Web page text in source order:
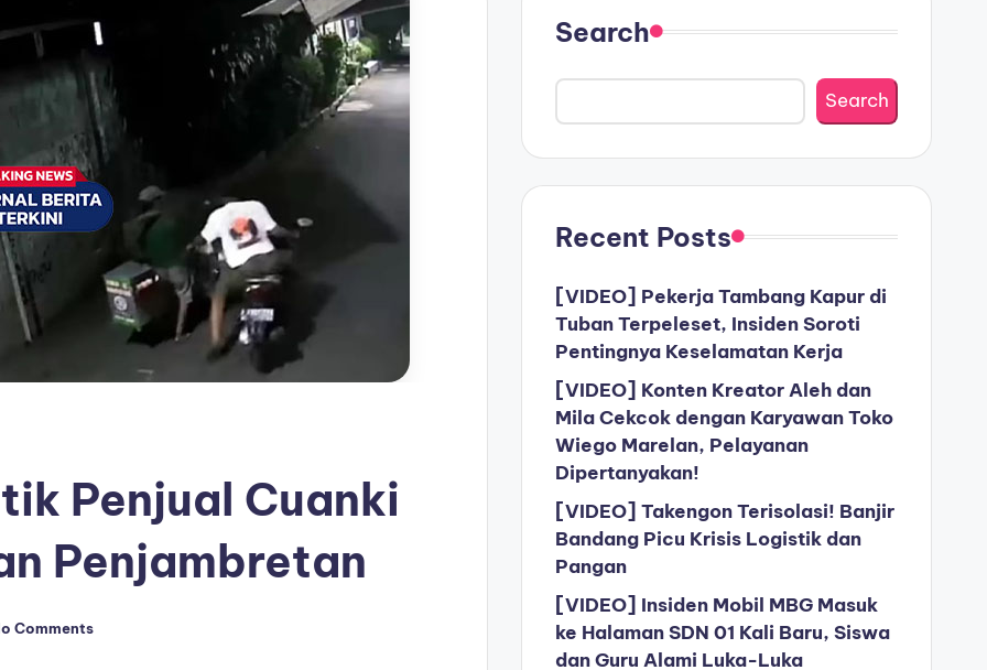
Penjual Cuanki
Penjambretan
Comments
Search
Search
Recent Posts
[VIDEO] Pekerja Tambang Kapur di
Tuban Terpeleset, Insiden Soroti
Pentingnya Keselamatan Kerja
[VIDEO] Konten Kreator Aleh dan
Mila Cekcok dengan Karyawan Toko
Wiego Marelan, Pelayanan
Dipertanyakan!
[VIDEO] Takengon Terisolasi! Banjir
Bandang Picu Krisis Logistik dan
Pangan
[VIDEO] Insiden Mobil MBG Masuk
ke Halaman SDN 01 Kali Baru, Siswa
dan Guru Alami Luka-Luka